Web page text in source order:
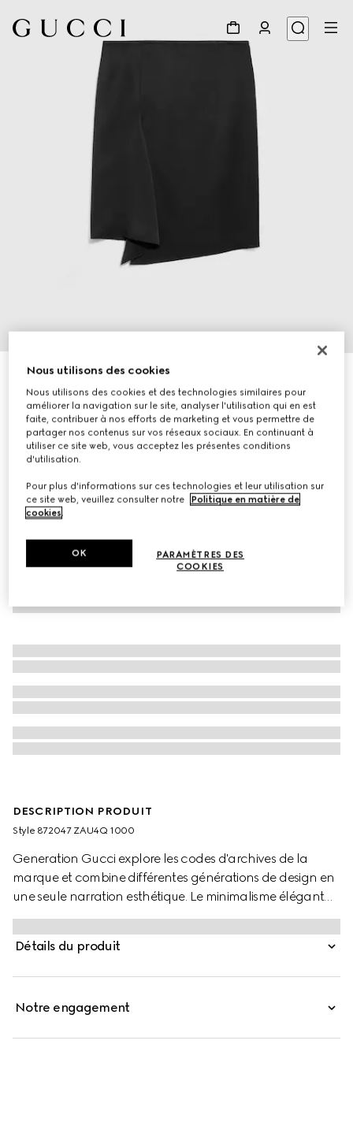
Jupe en duchesse de soie
€ 950
Déclinaisons noir
DESCRIPTION PRODUIT
Style ‎872047 ZAU4Q 1000
Generation Gucci explore les codes d'archives de la
marque et combine différentes générations de design en
une seule narration esthétique. Le minimalisme élégant
inspiré des années 1990 s'exprime à travers des bases en
soie légère dans le prêt-à-porter, rappelant la décennie à
la mode. Confectionnée en soie Duchesse, cette jupe est
Détails du produit
Notre engagement
Nous utilisons des cookies
Nous utilisons des cookies et des technologies similaires pour
améliorer la navigation sur le site, analyser l'utilisation qui en est
faite, contribuer à nos efforts de marketing et vous permettre de
partager nos contenus sur vos réseaux sociaux. En continuant à
utiliser ce site web, vous acceptez les présentes conditions
d'utilisation.
Pour plus d'informations sur ces technologies et leur utilisation sur
ce site web, veuillez consulter notre
Politique en matière de
cookies.
PARAMÈTRES DES
COOKIES
OK